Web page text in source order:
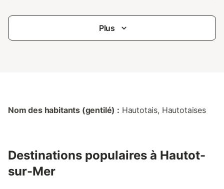
Plus
Nom des habitants (gentilé) : Hautotais, Hautotaises
Destinations populaires à Hautot-
sur-Mer